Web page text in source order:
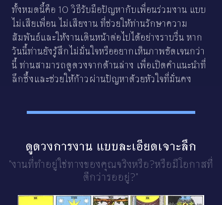
ทั้งหมดนี้คือ 10 วิธีรับมือปัญหากับเพื่อนร่วมงาน แบบ
ไม่เสียเพื่อน ไม่เสียงาน ที่ช่วยให้ท่านรักษาความ
สัมพันธ์และให้งานเดินหน้าต่อไปได้อย่างราบรื่น หาก
วันนี้ท่านยังรู้สึกไม่มั่นใจหรืออยากเห็นภาพชัดเจนกว่า
นี้ ท่านสามารถดูดวงจากด้านล่าง เพื่อเปิดคำแนะนำที่
ลึกซึ้งและช่วยให้ก้าวผ่านปัญหาด้วยหัวใจที่มั่นคง
ดูดวงการงาน แบบละเอียดเจาะลึก
"งานที่ทำอยู่ใช่ทางของคุณจริงหรือ?หรือมีโอกาสที่
ดีกว่ารออยู่?"